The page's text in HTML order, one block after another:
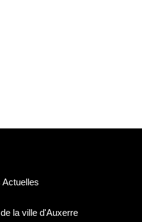
Actuelles
la ville d'Auxerre